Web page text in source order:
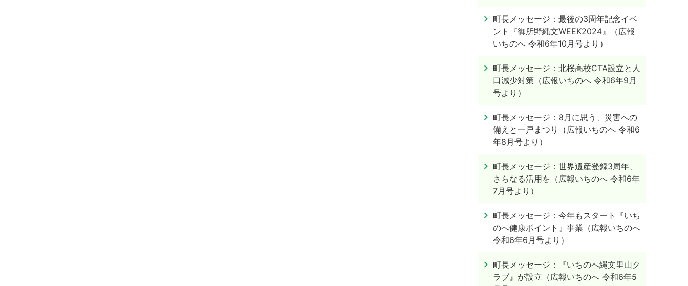
町長メッセージ：最後の3周年記念イベ
ント『御所野縄文WEEK2024』（広報
いちのへ 令和6年10月号より）
町長メッセージ：北桜高校CTA設立と人
口減少対策（広報いちのへ 令和6年9月
号より）
町長メッセージ：8月に思う、災害への
備えと一戸まつり（広報いちのへ 令和6
年8月号より）
町長メッセージ：世界遺産登録3周年、
さらなる活用を（広報いちのへ 令和6年
7月号より）
町長メッセージ：今年もスタート『いち
のへ健康ポイント』事業（広報いちのへ
令和6年6月号より）
町長メッセージ：『いちのへ縄文里山ク
ラブ』が設立（広報いちのへ 令和6年5